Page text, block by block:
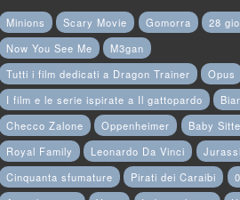
Minions Scary Movie Gomorra
28
Now You See Me
M3gan
Tutti i film dedicati a Dragon Trainer
Opus
I film e le serie ispirate a Il gattopardo
Checco Zalone
Oppenheimer
Baby
Royal Family
Leonardo Da Vinci
Cinquanta sfumature
Pirati dei Caraibi